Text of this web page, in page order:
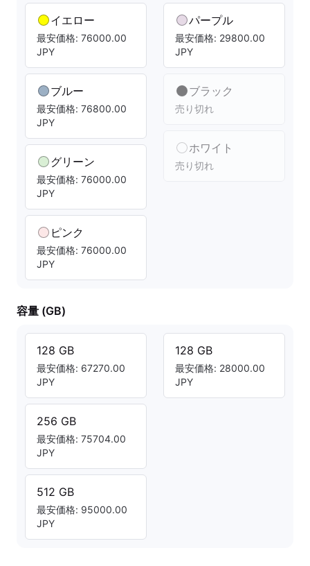
イエロー
最安価格: 76000.00
JPY
ブルー
最安価格: 76800.00
JPY
グリーン
最安価格: 76000.00
JPY
ピンク
最安価格: 76000.00
JPY
パープル
最安価格: 29800.00
JPY
ブラック
売り切れ
ホワイト
売り切れ
容量 (GB)
128 GB
最安価格: 67270.00
JPY
256 GB
最安価格: 75704.00
JPY
512 GB
最安価格: 95000.00
JPY
128 GB
最安価格: 28000.00
JPY